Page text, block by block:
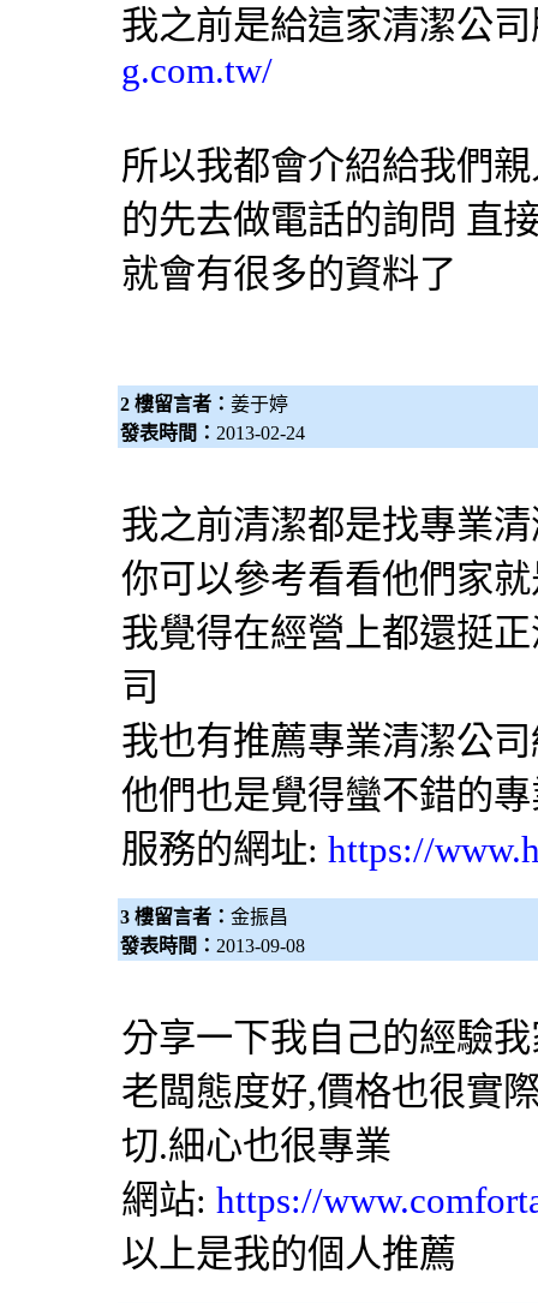
我之前是給這家清潔公司
g.com.tw/
所以我都會介紹給我們
的先去做電話的詢問 直
就會有很多的資料了
2 樓留言者： 姜于婷
發表時間： 2013-02-24
我之前清潔都是找專業
你可以參考看看他們家
我覺得在經營上都還挺
司
我也有推薦專業清潔公
他們也是覺得蠻不錯的
服務的網址: https://
3 樓留言者： 金振昌
發表時間： 2013-09-08
分享一下我自己的經驗
老闆態度好,價格也很實
切.細心也很專業
網站: https://
以上是我的個人推薦